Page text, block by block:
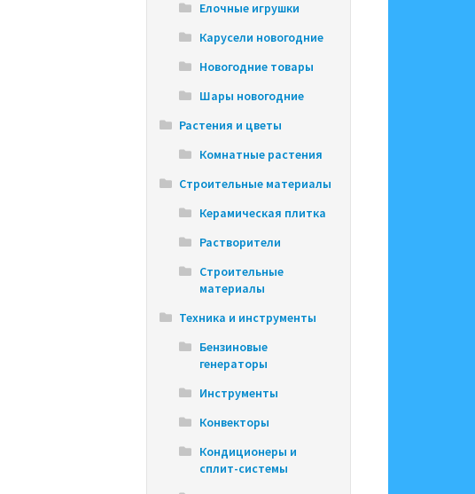
Елочные игрушки
Карусели новогодние
Новогодние товары
Шары новогодние
Растения и цветы
Комнатные растения
Строительные материалы
Керамическая плитка
Растворители
Строительные
материалы
Техника и инструменты
Бензиновые
генераторы
Инструменты
Конвекторы
Кондиционеры и
сплит-системы